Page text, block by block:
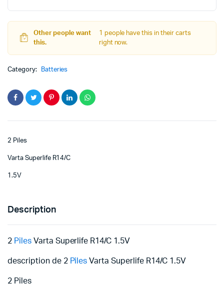
1.5V
quantity
Other people want
this.
1 people have this in their carts
right now.
Category: Batteries
2 Piles
Varta Superlife R14/C
1.5V
Description
2 PilesVarta Superlife R14/C 1.5V
description de 2 Piles Varta Superlife R14/C 1.5V
2 Piles